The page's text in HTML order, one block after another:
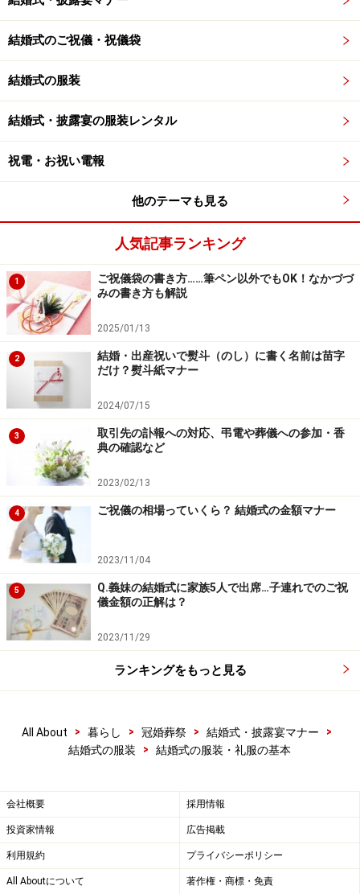
ドレスコードは昼と夜とで変わってくる
昼間は露出をおさえた服装。アクセサリーも光物はつけ
ないのが原則ですが、最近では、ラメ入りの素材やゴー
に夕方から夜にかけての服装は、袖なしなど肌の露出度
が大きめのドレスでもOKです。
服に合わせて好きな香水をつけてよい
＜YES＞
ただし料理の匂いもわからなくなるほど強いものは、控
えること。他人に不愉快な気分を与えてしまうとマナー
違反。
の少ないものならOK。ただしミュールはやはりNG（二
次会など場所を選んでください）。基本はプレーンなパ
ンプス。ヒールがあって、先のあるものが無難です。ヒ
ールはどうも苦手だという場合は、ローヒールでもエナ
メル素材やリボン、光る石などの飾りのあるものを選ぶ
結婚式のご祝儀・祝儀袋
結婚式の服装
結婚式・披露宴の服装レンタル
祝電・お祝い電報
他のテーマも見る
人気記事ランキング
1
ご祝儀袋の書き方……筆ペン以外でもOK！なかづづ
みの書き方も解説
2025/01/13
2
結婚・出産祝いで熨斗（のし）に書く名前は苗字
だけ？熨斗紙マナー
2024/07/15
3
取引先の訃報への対応、弔電や葬儀への参加・香
典の確認など
2023/02/13
4 ご祝儀の相場っていくら？ 結婚式の金額マナー
2023/11/04
5
Q.義妹の結婚式に家族5人で出席…子連れでのご祝
儀金額の正解は？
2023/11/29
ランキングをもっと見る
All About > 暮らし > 冠婚葬祭 > 結婚式・披露宴マナー
>
結婚式の服装
> 結婚式の服装・礼服の基本
会社概要 採用情報
投資家情報 広告掲載
利用規約 プライバシーポリシー
All Aboutについて 著作権・商標・免責